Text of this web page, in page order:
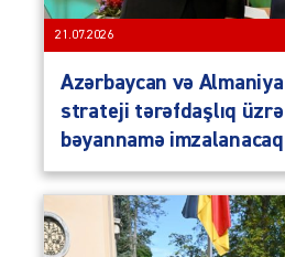
21.07.2026
Azərbaycan və Almaniya
strateji tərəfdaşlıq
bəyannamə imzalanacaq